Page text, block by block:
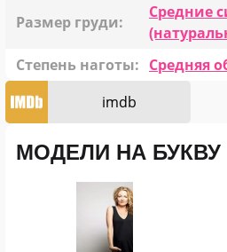
Размер груди:
Средние
Степень наготы: Средняя
imdb
МОДЕЛИ НА БУКВУ